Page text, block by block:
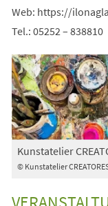
Web: https://
Tel.: 05252 – 838810
© Kunstatelier
Kunstatelier